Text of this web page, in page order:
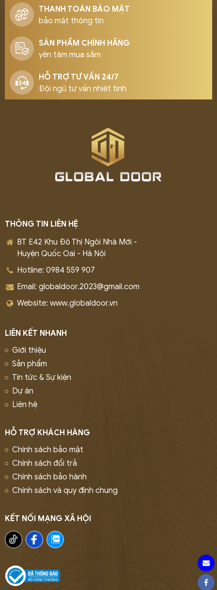
THANH TOÁN BẢO MẬT
bảo mật thông tin
SẢN PHẨM CHÍNH HÃNG
yên tâm mua sắm
HỖ TRỢ TƯ VẤN 24/7
Đội ngũ tư vấn nhiệt tình
THÔNG TIN LIÊN HỆ
BT E42 Khu Đô Thị Ngôi Nhà Mới -
Huyện Quốc Oai - Hà Nội
Hotline: 0984 559 907
Email: globaldoor.2023@gmail.com
Website: www.globaldoor.vn
LIÊN KẾT NHANH
Giới thiệu
Sản phẩm
Tin tức & Sự kiện
Dự án
Liên hệ
HỖ TRỢ KHÁCH HÀNG
Chính sách bảo mật
Chính sách đổi trả
Chính sách bảo hành
Chính sách và quy định chung
KẾT NỐI MẠNG XÃ HỘI